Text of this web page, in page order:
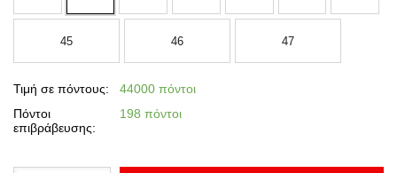
45 46 47
Τιμή σε πόντους:
44000 πόντοι
Πόντοι
επιβράβευσης:
198 πόντοι